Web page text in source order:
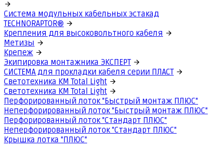
Система модульных кабельных эстакад
TECHNORAPTOR®
Крепления для высоковольтного кабеля
Метизы
Крепеж
Экипировка монтажника ЭКСПЕРТ
СИСТЕМА для прокладки кабеля серии ПЛАСТ
Светотехника КМ Total Light
Светотехника КМ Total Light
Перфорированный лоток "Быстрый монтаж ПЛЮС"
Неперфорированный лоток "Быстрый монтаж ПЛЮС"
Перфорированный лоток "Стандарт ПЛЮС"
Неперфорированный лоток "Стандарт ПЛЮС"
Крышка лотка "ПЛЮС"